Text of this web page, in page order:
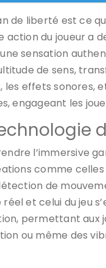
de liberté est ce
action du joueur a
sensation
de sens,
les effets sonores,
engageant les
l’immersive
comme
de
réel et celui du jeu
permettant aux
ou même des